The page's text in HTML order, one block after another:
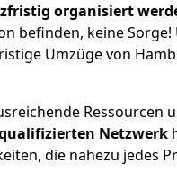
organisiert
befinden, keine Sorge!
Umzüge von
Ressourcen
Netzwerk
die nahezu jedes